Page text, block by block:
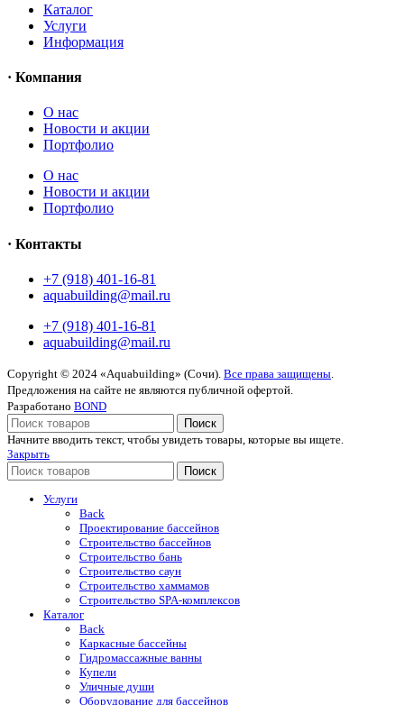
Каталог
Услуги
Информация
· Компания
O нас
Новости и акции
Портфолио
O нас
Новости и акции
Портфолио
· Контакты
+7 (918) 401-16-81
aquabuilding@mail.ru
+7 (918) 401-16-81
aquabuilding@mail.ru
Copyright © 2024 «Aquabuilding» (Сочи). Все права защищены
Предложения на сайте не являются публичной офертой.
Разработано BOND
Поиск
Начните вводить текст, чтобы увидеть товары, которые вы ищете.
Закрыть
Поиск
Услуги
Back
Проектирование бассейнов
Строительство бассейнов
Строительство бань
Строительство саун
Строительство хаммамов
Строительство SPA-комплексов
Каталог
Back
Каркасные бассейны
Гидромассажные ванны
Купели
Уличные души
Оборудование для бассейнов